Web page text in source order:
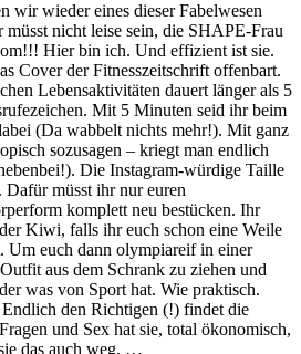
wir wieder eines dieser Fabelwesen
nicht leise sein, die SHAPE-Frau
Hier bin ich. Und effizient ist sie.
Cover der Fitnesszeitschrift offenbart.
Lebensaktivitäten dauert länger als 5
Mit 5 Minuten seid ihr beim
(Da wabbelt nichts mehr!). Mit ganz
sozusagen – kriegt man endlich
Die Instagram-würdige Taille
müsst ihr nur euren
komplett neu bestücken. Ihr
Kiwi, falls ihr euch schon eine Weile
Um euch dann olympiareif in einer
aus dem Schrank zu ziehen und
was von Sport hat. Wie praktisch.
den Richtigen (!) findet die
und Sex hat sie, total ökonomisch,
das auch weg. …